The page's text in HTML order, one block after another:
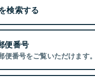
検索する
便番号
便番号をご覧いただけます。